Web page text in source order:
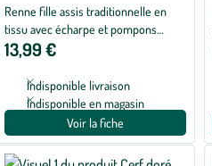
Renne fille assis traditionnelle en
tissu avec écharpe et pompons
blancs - 16 x 12 x 51 cm
13,99 €
Indisponible livraison
Indisponible en magasin
Voir la fiche